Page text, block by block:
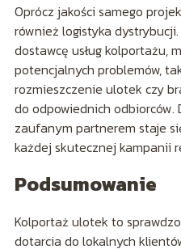
Oprócz jakości samego
również logistyka
dostawcę usług kolportażu,
potencjalnych problemów,
rozmieszczenie ulotek czy
do odpowiednich odbiorców.
zaufanym partnerem staje
każdej skutecznej kampanii
Podsumowanie
Kolportaż ulotek to
dotarcia do lokalnych